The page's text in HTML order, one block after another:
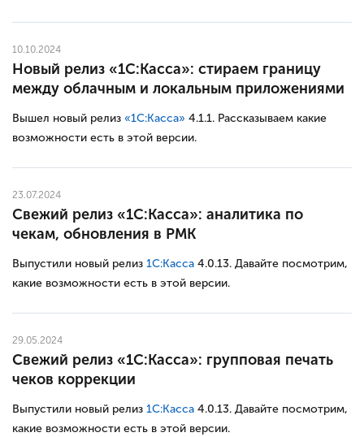
10.10.2024
Новый релиз «1С:Касса»: стираем границу
между облачным и локальным приложениями
Вышел новый релиз «1С:Касса» 4.1.1. Рассказываем какие
возможности есть в этой версии.
23.07.2024
Свежий релиз «1С:Касса»: аналитика по
чекам, обновления в РМК
Выпустили новый релиз 1С:Касса 4.0.13. Давайте посмотрим,
какие возможности есть в этой версии.
29.05.2024
Свежий релиз «1С:Касса»: групповая печать
чеков коррекции
Выпустили новый релиз 1С:Касса 4.0.13. Давайте посмотрим,
какие возможности есть в этой версии.